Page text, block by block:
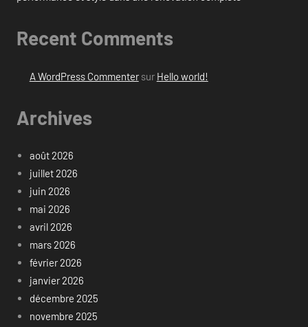
Recent Comments
A WordPress Commentersur Hello world!
Archives
août 2026
juillet 2026
juin 2026
mai 2026
avril 2026
mars 2026
février 2026
janvier 2026
décembre 2025
novembre 2025